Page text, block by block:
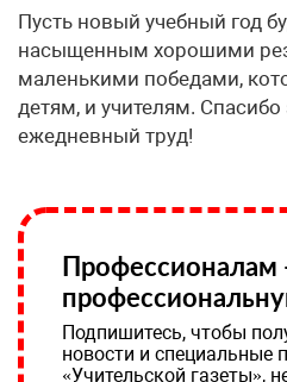
Пусть новый учебный год
насыщенным хорошими
маленькими победами,
детям, и учителям.
ежедневный труд!
Профессионалам
Подпишитесь, чтобы
новости и специальные
«Учительской газеты»,